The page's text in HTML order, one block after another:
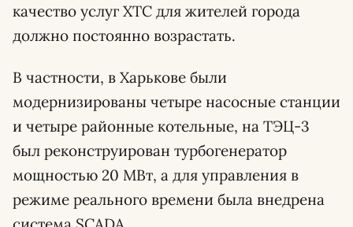
качество услуг ХТС для жителей города
должно постоянно возрастать.
В частности, в Харькове были
модернизированы четыре насосные станции
и четыре районные котельные, на ТЭЦ-3
был реконструирован турбогенератор
мощностью 20 МВт, а для управления в
режиме реального времени была внедрена